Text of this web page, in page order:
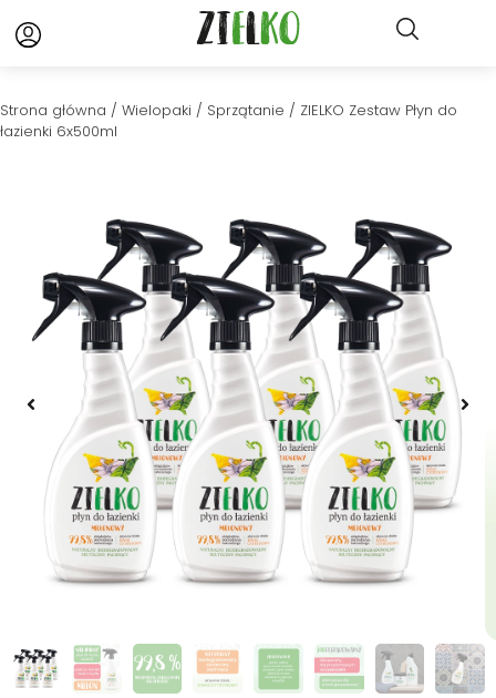
Strona główna / Wielopaki / Sprzątanie / ZIELKO Zestaw Płyn do
łazienki 6x500ml